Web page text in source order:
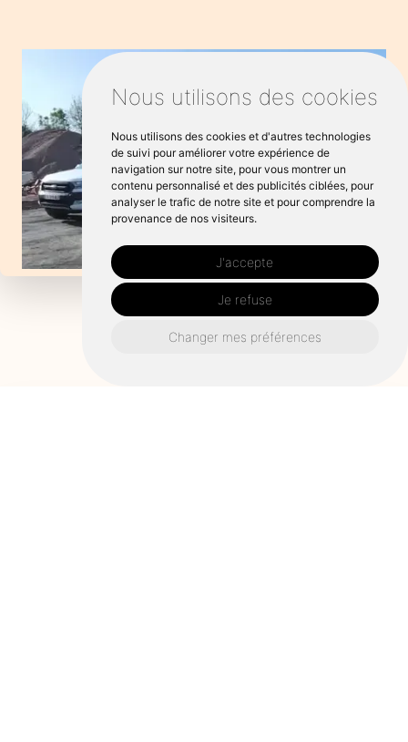
Nous utilisons des cookies
Nous utilisons des cookies et d'autres technologies
de suivi pour améliorer votre expérience de
navigation sur notre site, pour vous montrer un
contenu personnalisé et des publicités ciblées, pour
analyser le trafic de notre site et pour comprendre la
provenance de nos visiteurs.
J'accepte
Je refuse
Changer mes préférences